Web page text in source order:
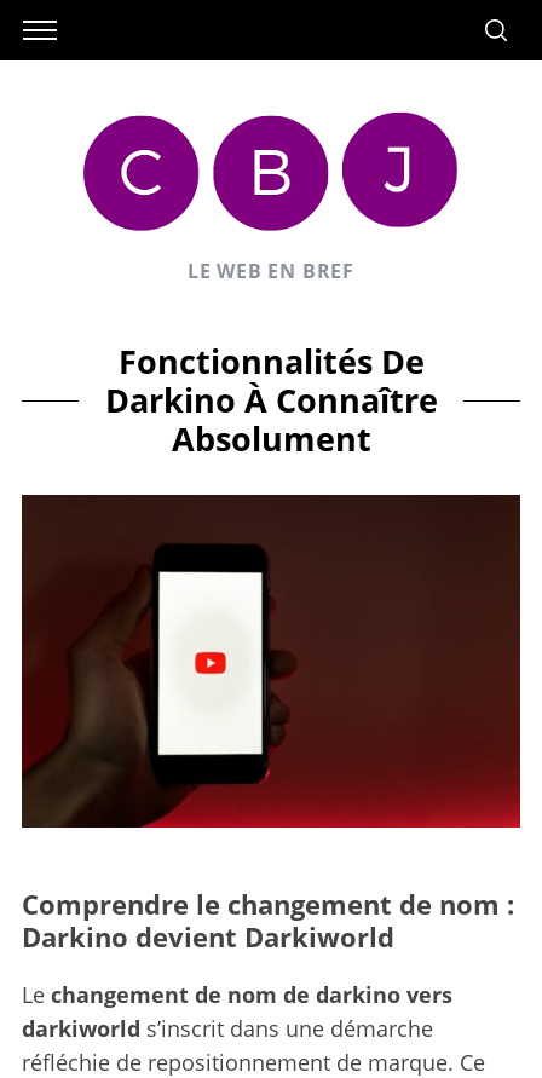
LE WEB EN BREF
Fonctionnalités De
Darkino À Connaître
Absolument
Comprendre le changement de nom :
Darkino devient Darkiworld
Le changement de nom de darkino vers
darkiworld s’inscrit dans une démarche
réfléchie de repositionnement de marque. Ce